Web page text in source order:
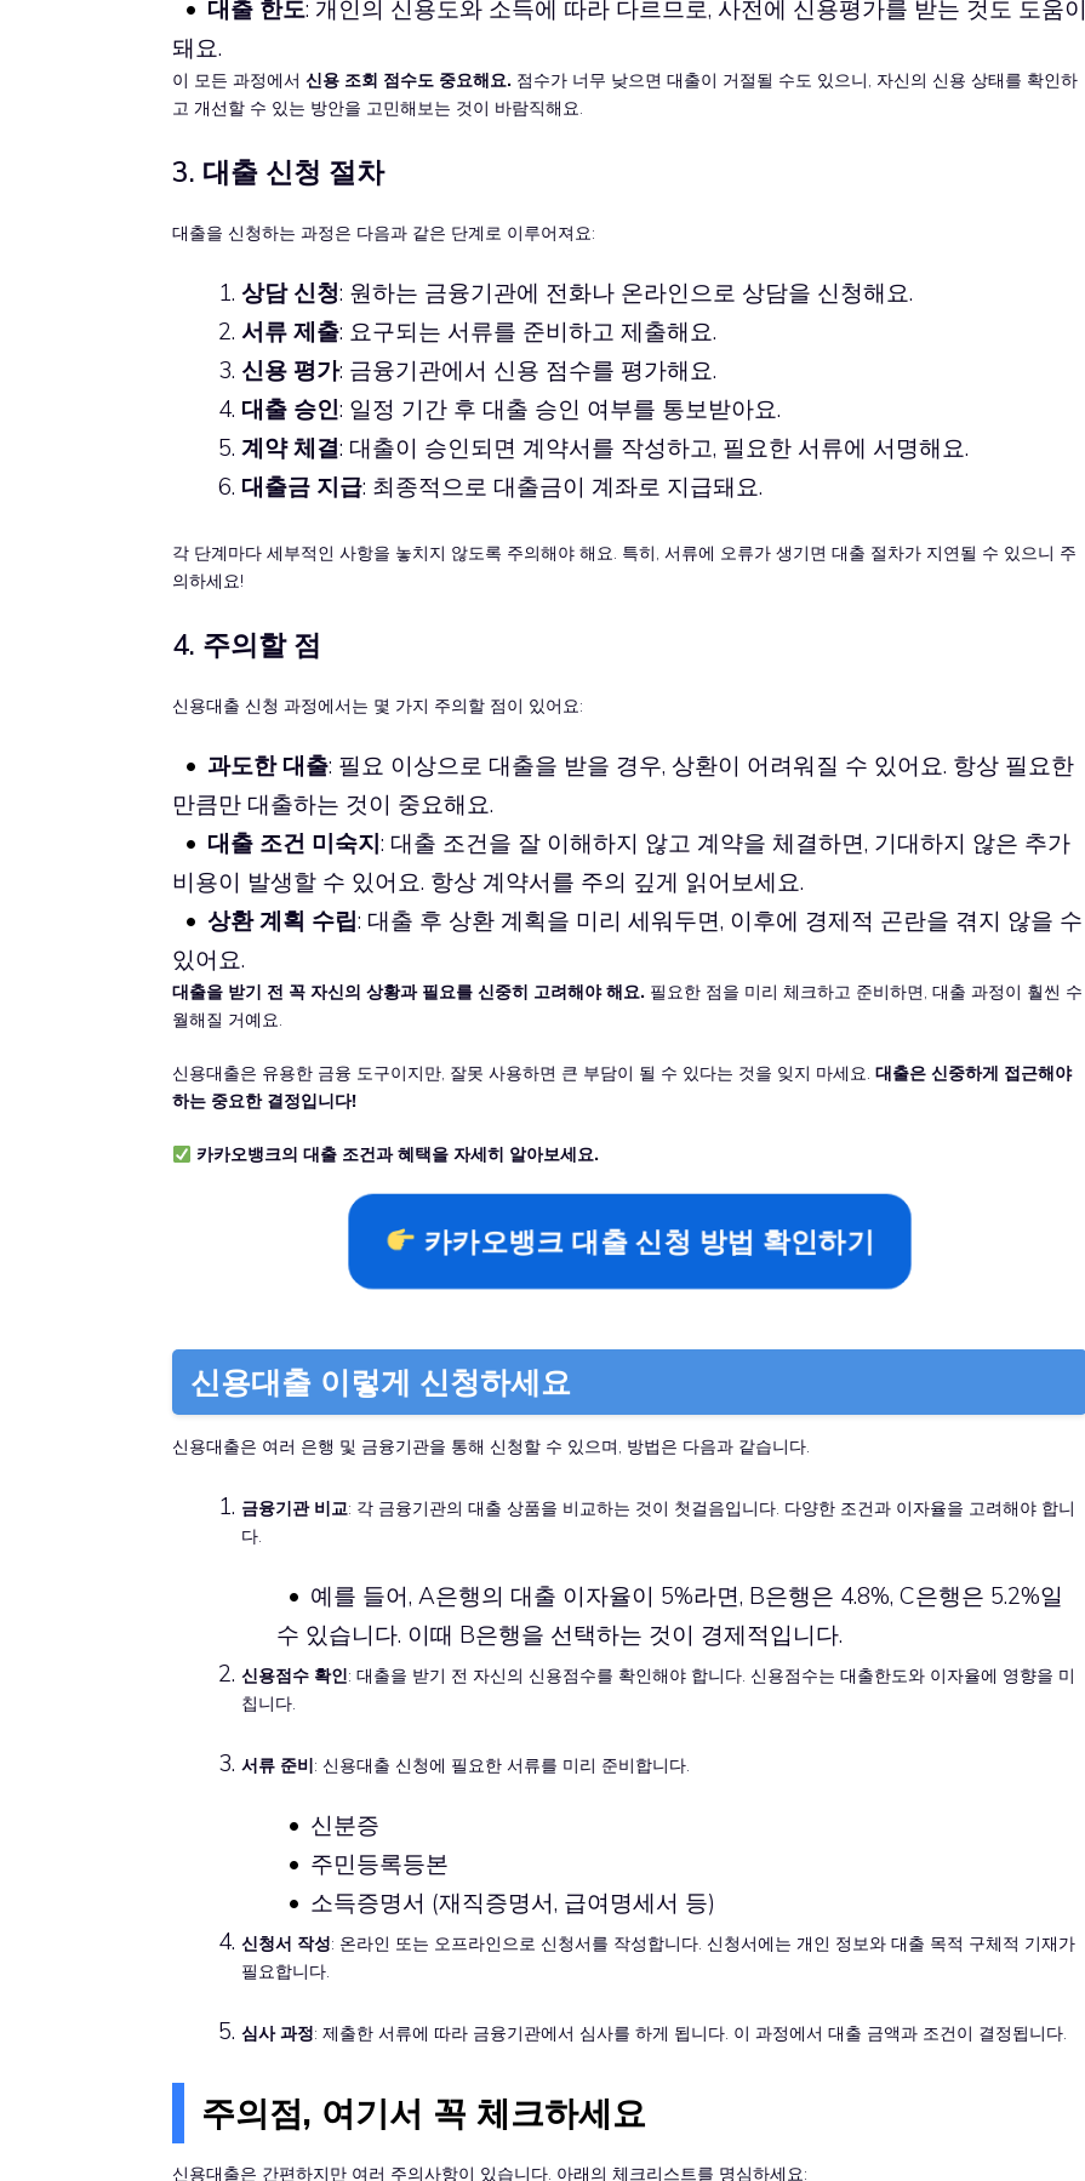
대출 한도: 개인의 신용도와 소득에 따라 다르므로, 사전에 신용평가를 받는 것도 도움이
돼요.
이 모든 과정에서 신용 조회 점수도 중요해요. 점수가 너무 낮으면 대출이 거절될 수도 있으니, 자신의 신용 상태를 확인하
고 개선할 수 있는 방안을 고민해보는 것이 바람직해요.
3. 대출 신청 절차
대출을 신청하는 과정은 다음과 같은 단계로 이루어져요:
상담 신청: 원하는 금융기관에 전화나 온라인으로 상담을 신청해요.
서류 제출: 요구되는 서류를 준비하고 제출해요.
신용 평가: 금융기관에서 신용 점수를 평가해요.
대출 승인: 일정 기간 후 대출 승인 여부를 통보받아요.
계약 체결: 대출이 승인되면 계약서를 작성하고, 필요한 서류에 서명해요.
대출금 지급: 최종적으로 대출금이 계좌로 지급돼요.
각 단계마다 세부적인 사항을 놓치지 않도록 주의해야 해요. 특히, 서류에 오류가 생기면 대출 절차가 지연될 수 있으니 주
의하세요!
4. 주의할 점
신용대출 신청 과정에서는 몇 가지 주의할 점이 있어요:
과도한 대출: 필요 이상으로 대출을 받을 경우, 상환이 어려워질 수 있어요. 항상 필요한
만큼만 대출하는 것이 중요해요.
대출 조건 미숙지: 대출 조건을 잘 이해하지 않고 계약을 체결하면, 기대하지 않은 추가
비용이 발생할 수 있어요. 항상 계약서를 주의 깊게 읽어보세요.
상환 계획 수립: 대출 후 상환 계획을 미리 세워두면, 이후에 경제적 곤란을 겪지 않을 수
있어요.
대출을 받기 전 꼭 자신의 상황과 필요를 신중히 고려해야 해요. 필요한 점을 미리 체크하고 준비하면, 대출 과정이 훨씬 수
월해질 거예요.
신용대출은 유용한 금융 도구이지만, 잘못 사용하면 큰 부담이 될 수 있다는 것을 잊지 마세요. 대출은 신중하게 접근해야
하는 중요한 결정입니다!
카카오뱅크의 대출 조건과 혜택을 자세히 알아보세요.
카카오뱅크 대출 신청 방법 확인하기
신용대출 이렇게 신청하세요
신용대출은 여러 은행 및 금융기관을 통해 신청할 수 있으며, 방법은 다음과 같습니다.
금융기관 비교: 각 금융기관의 대출 상품을 비교하는 것이 첫걸음입니다. 다양한 조건과 이자율을 고려해야 합니
다.
예를 들어, A은행의 대출 이자율이 5%라면, B은행은 4.8%, C은행은 5.2%일
수 있습니다. 이때 B은행을 선택하는 것이 경제적입니다.
신용점수 확인: 대출을 받기 전 자신의 신용점수를 확인해야 합니다. 신용점수는 대출한도와 이자율에 영향을 미
칩니다.
서류 준비 : 신용대출 신청에 필요한 서류를 미리 준비합니다.
신분증
주민등록등본
소득증명서 (재직증명서, 급여명세서 등)
신청서 작성: 온라인 또는 오프라인으로 신청서를 작성합니다. 신청서에는 개인 정보와 대출 목적 구체적 기재가
필요합니다.
심사 과정: 제출한 서류에 따라 금융기관에서 심사를 하게 됩니다. 이 과정에서 대출 금액과 조건이 결정됩니다.
주의점, 여기서 꼭 체크하세요
신용대출은 간편하지만 여러 주의사항이 있습니다. 아래의 체크리스트를 명심하세요: